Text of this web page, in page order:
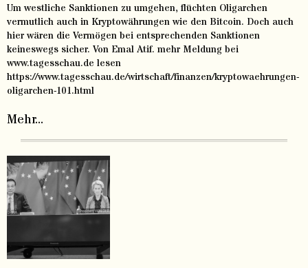
Um westliche Sanktionen zu umgehen, flüchten Oligarchen
vermutlich auch in Kryptowährungen wie den Bitcoin. Doch auch
hier wären die Vermögen bei entsprechenden Sanktionen
keineswegs sicher. Von Emal Atif. mehr Meldung bei
www.tagesschau.de lesen
https://www.tagesschau.de/wirtschaft/finanzen/kryptowaehrungen-
oligarchen-101.html
Mehr...